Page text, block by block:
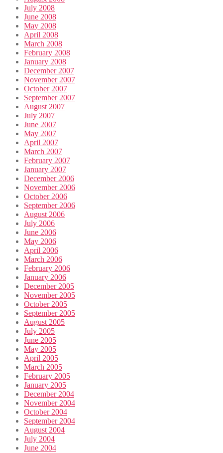
July 2008
June 2008
May 2008
April 2008
March 2008
February 2008
January 2008
December 2007
November 2007
October 2007
September 2007
August 2007
July 2007
June 2007
May 2007
April 2007
March 2007
February 2007
January 2007
December 2006
November 2006
October 2006
September 2006
August 2006
July 2006
June 2006
May 2006
April 2006
March 2006
February 2006
January 2006
December 2005
November 2005
October 2005
September 2005
August 2005
July 2005
June 2005
May 2005
April 2005
March 2005
February 2005
January 2005
December 2004
November 2004
October 2004
September 2004
August 2004
July 2004
June 2004